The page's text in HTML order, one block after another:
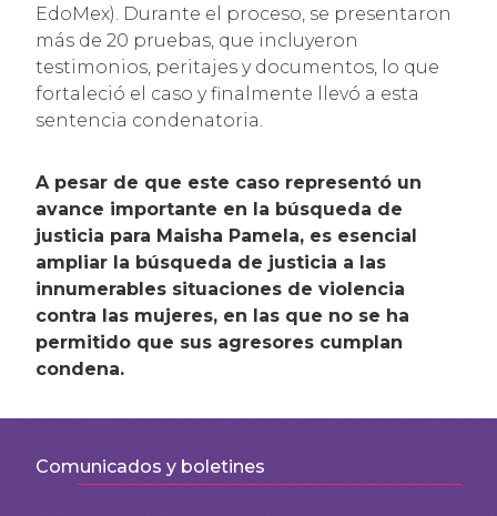
EdoMex). Durante el proceso, se presentaron
más de 20 pruebas, que incluyeron
testimonios, peritajes y documentos, lo que
fortaleció el caso y finalmente llevó a esta
sentencia condenatoria.
A pesar de que este caso representó un
avance importante en la búsqueda de
justicia para Maisha Pamela, es esencial
ampliar la búsqueda de justicia a las
innumerables situaciones de violencia
contra las mujeres, en las que no se ha
permitido que sus agresores cumplan
condena.
Comunicados y boletines